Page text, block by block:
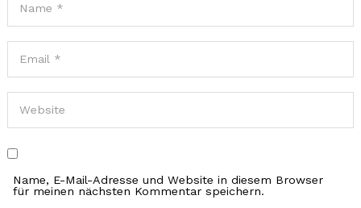
Name, E-Mail-Adresse und Website in diesem Browser
für meinen nächsten Kommentar speichern.